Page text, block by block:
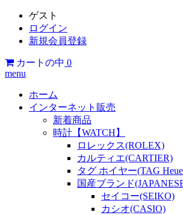
ゲスト
ログイン
新規会員登録
カートの中 0
menu
ホーム
インターネット販売
新着商品
時計【WATCH】
ロレックス(ROLEX)
カルティエ(CARTIER)
タグ ホイヤー(TAG
国産ブランド
セイコー(SEIKO)
カシオ(CASIO)